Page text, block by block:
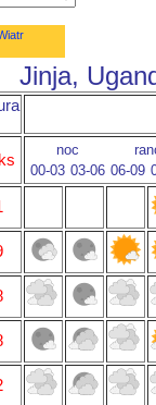
Jinja,
noc
00-03 03-06 06-09